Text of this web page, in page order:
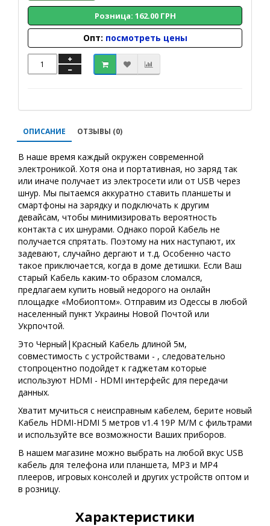
Розница: 162.00 ГРН
Опт: посмотреть цены
ОПИСАНИЕ ОТЗЫВЫ (0)
В наше время каждый окружен современной
электроникой. Хотя она и портативная, но заряд так
или иначе получает из электросети или от USB через
шнур. Мы пытаемся аккуратно ставить планшеты и
смартфоны на зарядку и подключать к другим
девайсам, чтобы минимизировать вероятность
контакта с их шнурами. Однако порой Кабель не
получается спрятать. Поэтому на них наступают, их
задевают, случайно дергают и т.д. Особенно часто
такое приключается, когда в доме детишки. Если Ваш
старый Кабель каким-то образом сломался,
предлагаем купить новый недорого на онлайн
площадке «Мобиоптом». Отправим из Одессы в любой
населенный пункт Украины Новой Почтой или
Укрпочтой.
Это Черный|Красный Кабель длиной 5м,
совместимость с устройствами - , следовательно
стопроцентно подойдет к гаджетам которые
используют HDMI - HDMI интерфейс для передачи
данных.
Хватит мучиться с неисправным кабелем, берите новый
Кабель HDMI-HDMI 5 метров v1.4 19P M/M с фильтрами
и используйте все возможности Ваших приборов.
В нашем магазине можно выбрать на любой вкус USB
кабель для телефона или планшета, MP3 и MP4
плееров, игровых консолей и других устройств оптом и
в розницу.
Характеристики